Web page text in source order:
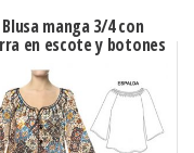
Blusa manga 3/4 con
en escote y botones